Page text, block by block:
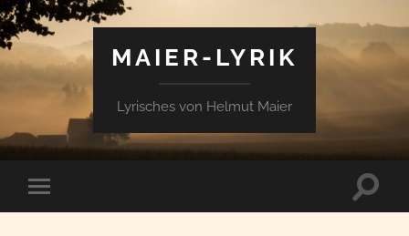
MAIER-LYRIK
Lyrisches von Helmut Maier
Mobile-
Menü